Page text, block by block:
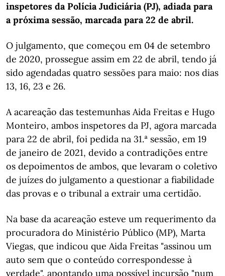
inspetores da Polícia Judiciária (PJ), adiada para
a próxima sessão, marcada para 22 de abril.
O julgamento, que começou em 04 de setembro
de 2020, prossegue assim em 22 de abril, tendo já
sido agendadas quatro sessões para maio: nos dias
13, 16, 23 e 26.
A acareação das testemunhas Aida Freitas e Hugo
Monteiro, ambos inspetores da PJ, agora marcada
para 22 de abril, foi pedida na 31.ª sessão, em 19
de janeiro de 2021, devido a contradições entre
os depoimentos de ambos, que levaram o coletivo
de juízes do julgamento a questionar a fiabilidade
das provas e o tribunal a extrair uma certidão.
Na base da acareação esteve um requerimento da
procuradora do Ministério Público (MP), Marta
Viegas, que indicou que Aida Freitas "assinou um
auto sem que o conteúdo correspondesse à
verdade", apontando uma possível incursão "num